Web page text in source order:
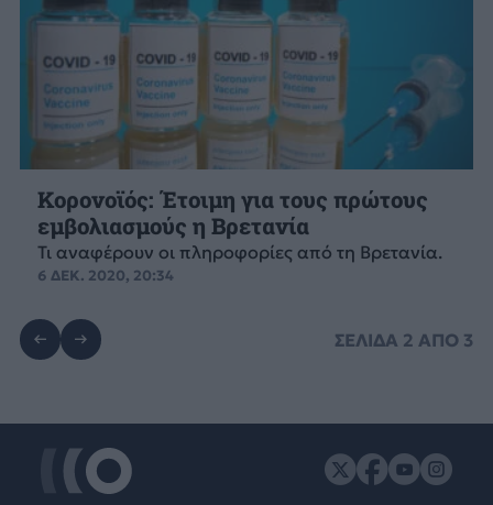
Κορονοϊός: Έτοιμη για τους πρώτους
εμβολιασμούς η Βρετανία
Τι αναφέρουν οι πληροφορίες από τη Βρετανία.
6 ΔΕΚ. 2020, 20:34
ΣΕΛΙΔΑ 2 ΑΠΟ 3